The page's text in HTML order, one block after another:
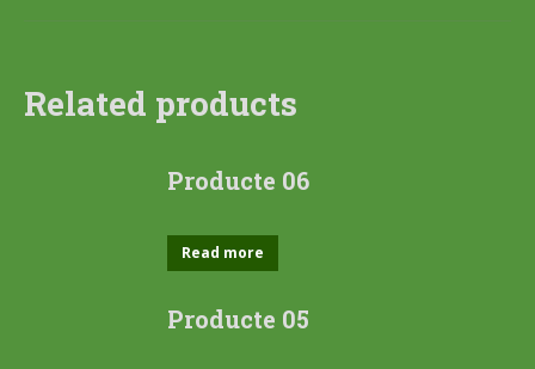
Related products
Producte 06
Read more
Producte 05